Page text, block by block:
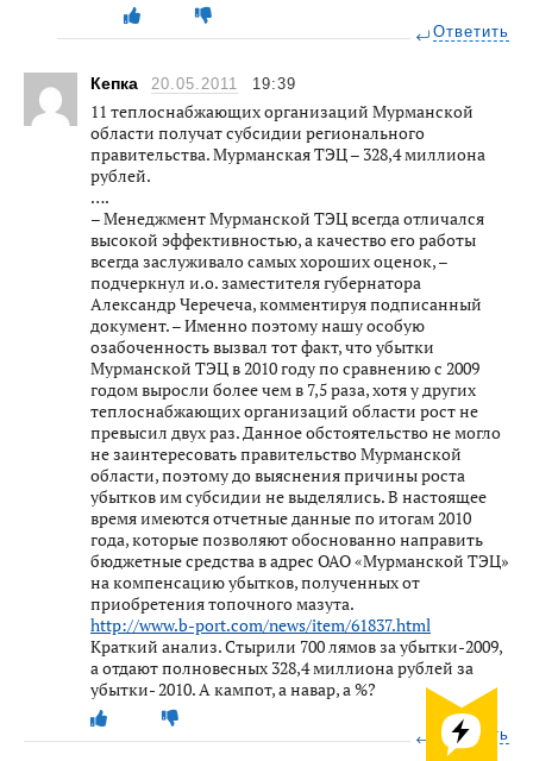
Ответить
Кепка 20.05.2011 19:39
11 теплоснабжающих организаций Мурманской
области получат субсидии регионального
правительства. Мурманская ТЭЦ – 328,4 миллиона
рублей.
….
– Менеджмент Мурманской ТЭЦ всегда отличался
высокой эффективностью, а качество его работы
всегда заслуживало самых хороших оценок, –
подчеркнул и.о. заместителя губернатора
Александр Черечеча, комментируя подписанный
документ. – Именно поэтому нашу особую
озабоченность вызвал тот факт, что убытки
Мурманской ТЭЦ в 2010 году по сравнению с 2009
годом выросли более чем в 7,5 раза, хотя у других
теплоснабжающих организаций области рост не
превысил двух раз. Данное обстоятельство не могло
не заинтересовать правительство Мурманской
области, поэтому до выяснения причины роста
убытков им субсидии не выделялись. В настоящее
время имеются отчетные данные по итогам 2010
года, которые позволяют обоснованно направить
бюджетные средства в адрес ОАО «Мурманской ТЭЦ»
на компенсацию убытков, полученных от
приобретения топочного мазута.
http://www.b-port.com/news/item/61837.html
Краткий анализ. Стырили 700 лямов за убытки-2009,
а отдают полновесных 328,4 миллиона рублей за
убытки- 2010. А кампот, а навар, а %?
Ответить